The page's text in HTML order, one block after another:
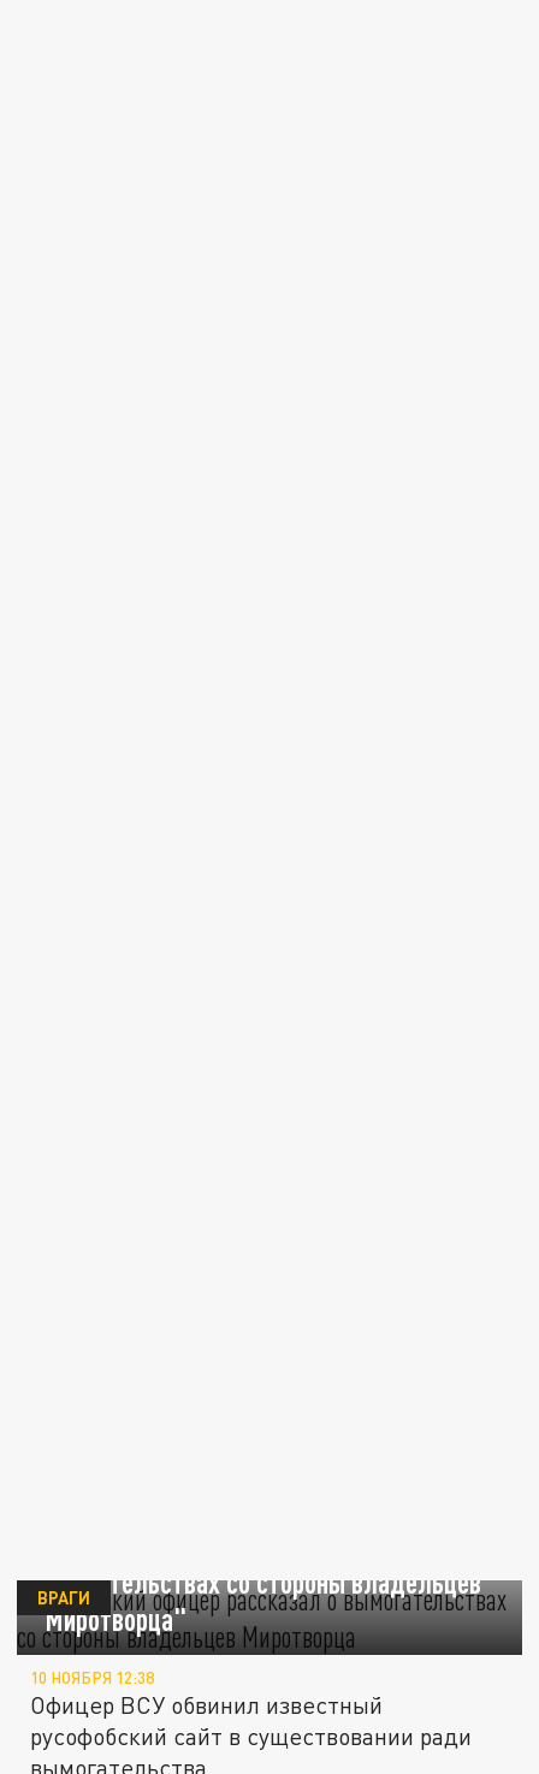
вымогательствах со стороны владельцев
"Миротворца"
ВРАГИ
10 НОЯБРЯ 12:38
Офицер ВСУ обвинил известный
русофобский сайт в существовании ради
вымогательства.